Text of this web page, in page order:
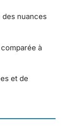
nuances
à
et de